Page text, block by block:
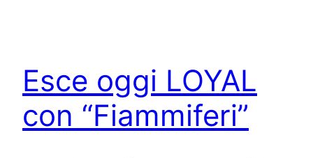
Esce oggi LOYAL
con “Fiammiferi”